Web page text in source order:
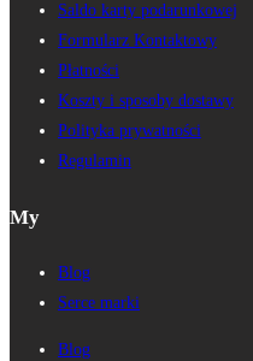
Saldo karty podarunkowej
Formularz Kontaktowy
Płatności
Koszty i sposoby dostawy
Polityka prywatności
Regulamin
My
Blog
Serce marki
Blog